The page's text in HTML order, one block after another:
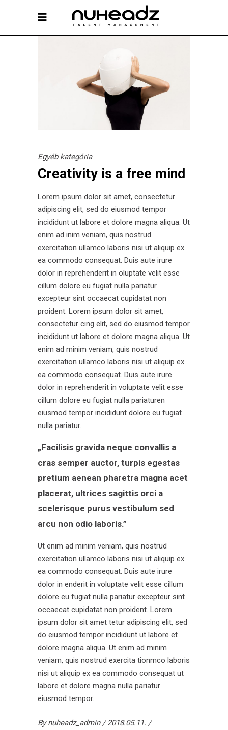
Egyéb kategória
Creativity is a free mind
Lorem ipsum dolor sit amet, consectetur
adipiscing elit, sed do eiusmod tempor
incididunt ut labore et dolore magna aliqua. Ut
enim ad inim veniam, quis nostrud
exercitation ullamco laboris nisi ut aliquip ex
ea commodo consequat. Duis aute irure
dolor in reprehenderit in oluptate velit esse
cillum dolore eu fugiat nulla pariatur
excepteur sint occaecat cupidatat non
proident. Lorem ipsum dolor sit amet,
consectetur cing elit, sed do eiusmod tempor
incididunt ut labore et dolore magna aliqua. Ut
enim ad minim veniam, quis nostrud
exercitation ullamco laboris nisi ut aliquip ex
ea commodo consequat. Duis aute irure
dolor in reprehenderit in voluptate velit esse
cillum dolore eu fugiat nulla pariaturen
eiusmod tempor incididunt dolore eu fugiat
nulla pariatur.
„Facilisis gravida neque convallis a
cras semper auctor, turpis egestas
pretium aenean pharetra magna acet
placerat, ultrices sagittis orci a
scelerisque purus vestibulum sed
arcu non odio laboris.”
Ut enim ad minim veniam, quis nostrud
exercitation ullamco laboris nisi ut aliquip ex
ea commodo consequat. Duis aute irure
dolor in enderit in voluptate velit esse cillum
dolore eu fugiat nulla pariatur excepteur sint
occaecat cupidatat non proident. Lorem
ipsum dolor sit amet tetur adipiscing elit, sed
do eiusmod tempor incididunt ut labore et
dolore magna aliqua. Ut enim ad minim
veniam, quis nostrud exercita tionmco laboris
nisi ut aliquip ex ea commodo consequat ut
labore et dolore magna nulla pariatur
eiusmod tempor.
Bynuheadz_admin
2018.05.11.